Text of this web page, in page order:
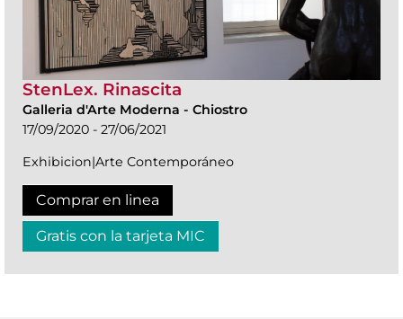
StenLex. Rinascita
Galleria d'Arte Moderna - Chiostro
17/09/2020 - 27/06/2021
Exhibicion|Arte Contemporáneo
Comprar en linea
Gratis con la tarjeta MIC